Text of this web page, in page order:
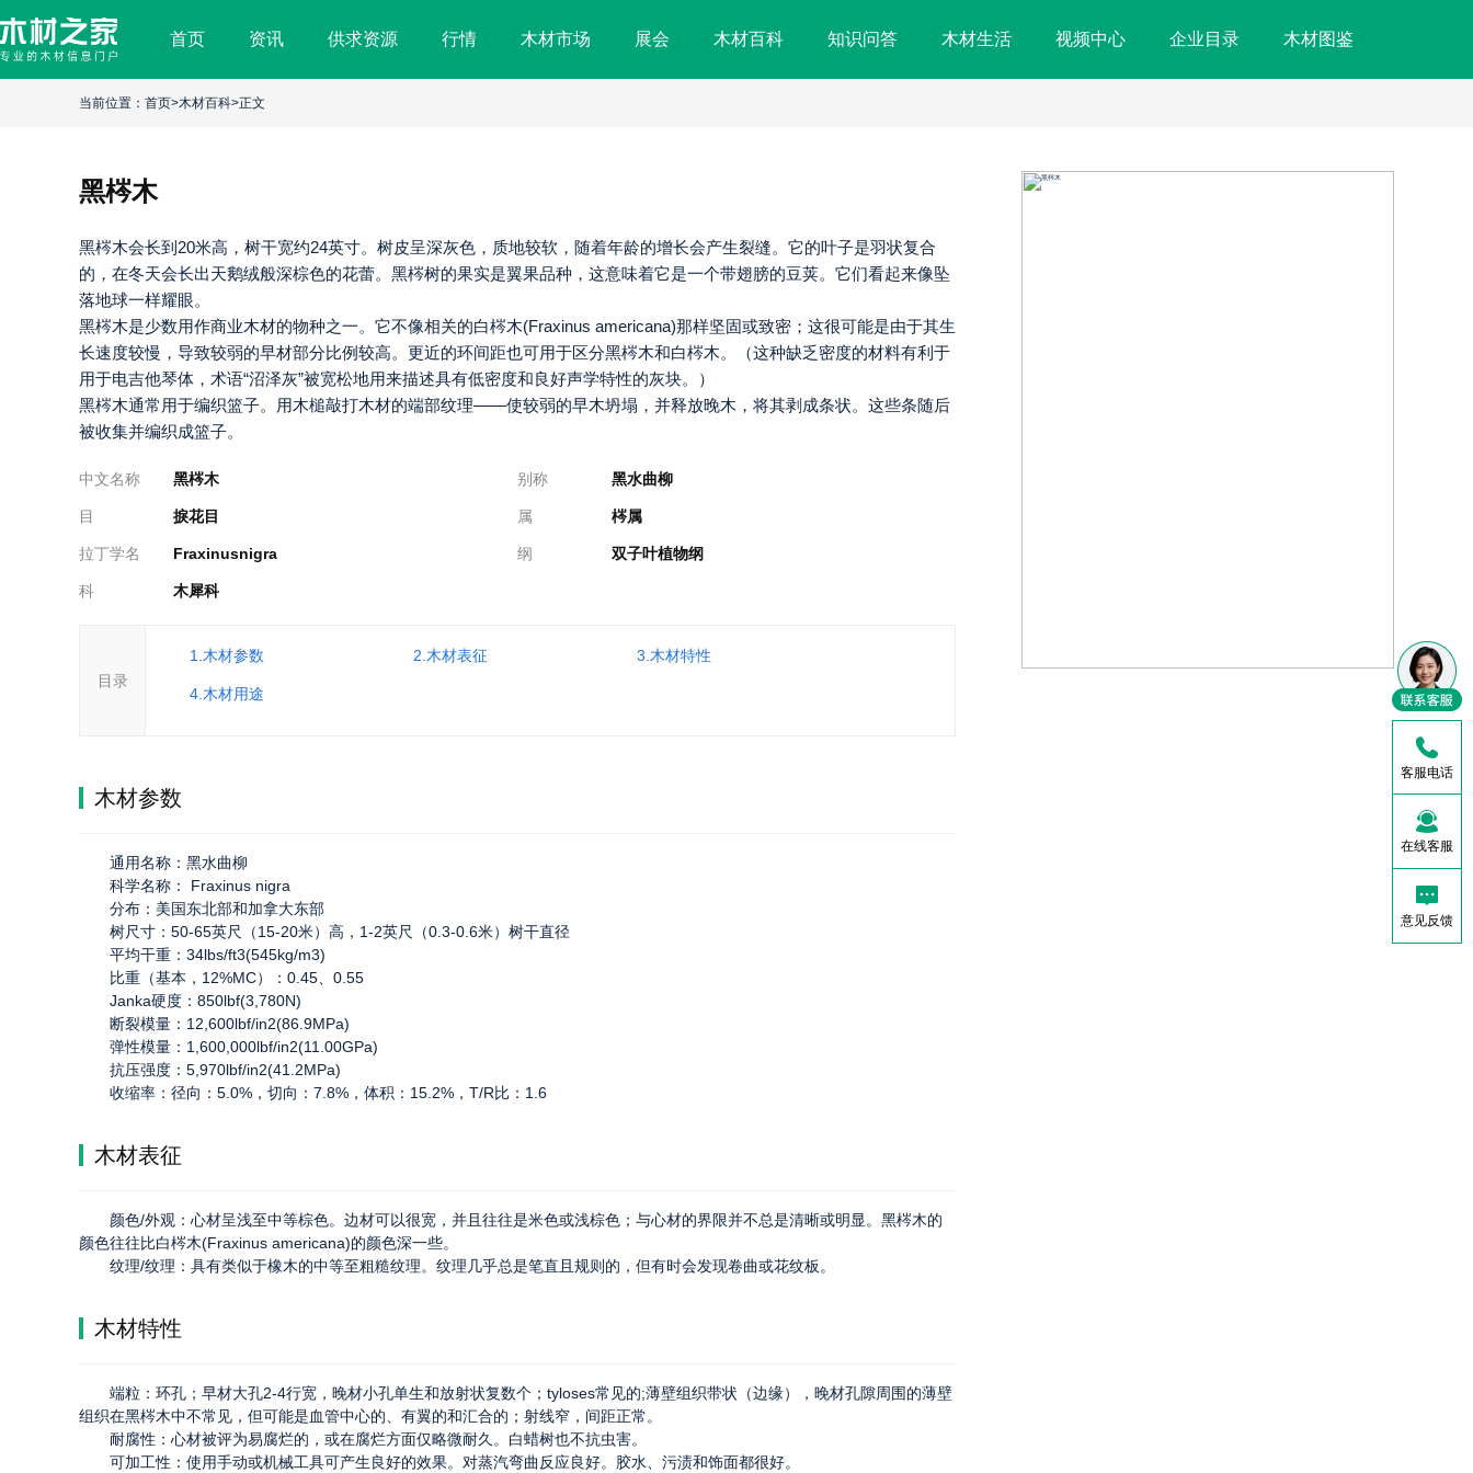
首页 资讯 供求资源 行情 木材市场 展会 木材百科 知识问答 木材生活 视频中心 企业目录 木材图鉴
客服电话
在线客服
意见反馈
当前位置： 首页>木材百科>正文
黑梣木
黑梣木会长到20米高，树干宽约24英寸。树皮呈深灰色，质地较软，随着年龄的增长会产生裂缝。它的叶子是羽状复合
的，在冬天会长出天鹅绒般深棕色的花蕾。黑梣树的果实是翼果品种，这意味着它是一个带翅膀的豆荚。它们看起来像坠
落地球一样耀眼。
黑梣木是少数用作商业木材的物种之一。它不像相关的白梣木(Fraxinus americana)那样坚固或致密；这很可能是由于其生
长速度较慢，导致较弱的早材部分比例较高。更近的环间距也可用于区分黑梣木和白梣木。（这种缺乏密度的材料有利于
用于电吉他琴体，术语“沼泽灰”被宽松地用来描述具有低密度和良好声学特性的灰块。）
黑梣木通常用于编织篮子。用木槌敲打木材的端部纹理——使较弱的早木坍塌，并释放晚木，将其剥成条状。这些条随后
被收集并编织成篮子。
中文名称 黑梣木 别称 黑水曲柳
目 捩花目 属 梣属
拉丁学名 Fraxinusnigra 纲 双子叶植物纲
科 木犀科
目录
1.木材参数 2.木材表征 3.木材特性
4.木材用途
木材参数
通用名称：黑水曲柳
科学名称： Fraxinus nigra
分布：美国东北部和加拿大东部
树尺寸：50-65英尺（15-20米）高，1-2英尺（0.3-0.6米）树干直径
平均干重：34lbs/ft3(545kg/m3)
比重（基本，12%MC）：0.45、0.55
Janka硬度：850lbf(3,780N)
断裂模量：12,600lbf/in2(86.9MPa)
弹性模量：1,600,000lbf/in2(11.00GPa)
抗压强度：5,970lbf/in2(41.2MPa)
收缩率：径向：5.0%，切向：7.8%，体积：15.2%，T/R比：1.6
木材表征
颜色/外观：心材呈浅至中等棕色。边材可以很宽，并且往往是米色或浅棕色；与心材的界限并不总是清晰或明显。黑梣木的
颜色往往比白梣木(Fraxinus americana)的颜色深一些。
纹理/纹理：具有类似于橡木的中等至粗糙纹理。纹理几乎总是笔直且规则的，但有时会发现卷曲或花纹板。
木材特性
端粒：环孔；早材大孔2-4行宽，晚材小孔单生和放射状复数个；tyloses常见的;薄壁组织带状（边缘），晚材孔隙周围的薄壁
组织在黑梣木中不常见，但可能是血管中心的、有翼的和汇合的；射线窄，间距正常。
耐腐性：心材被评为易腐烂的，或在腐烂方面仅略微耐久。白蜡树也不抗虫害。
可加工性：使用手动或机械工具可产生良好的效果。对蒸汽弯曲反应良好。胶水、污渍和饰面都很好。